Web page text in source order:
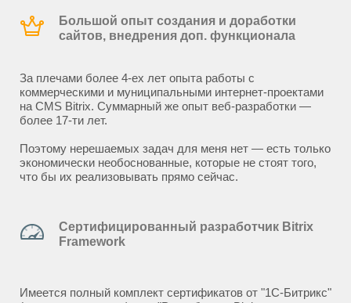
Большой опыт создания и доработки
сайтов, внедрения доп. функционала
За плечами более 4-ех лет опыта работы с
коммерческими и муниципальными интернет-проектами
на CMS Bitrix. Суммарный же опыт веб-разработки —
более 17-ти лет.
Поэтому нерешаемых задач для меня нет — есть только
экономически необоснованные, которые не стоят того,
что бы их реализовывать прямо сейчас.
Сертифицированный разработчик Bitrix
Framework
Имеется полный комплект сертификатов от "1С-Битрикс"